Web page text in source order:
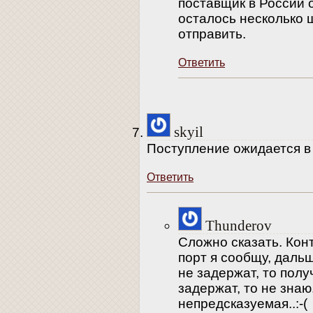
осталось
отправить.
Ответить
skyil
Поступление ожидается
Ответить
Thunderov
Сложно сказать.
порт я сообщу,
не задержат, то
задержат, то не
непредсказуемая..:-(